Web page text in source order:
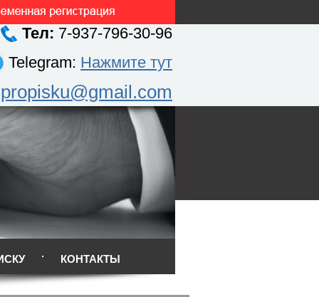
Тел: 7-937-796-30-96
Telegram: Нажмите тут
КОНТАКТЫ